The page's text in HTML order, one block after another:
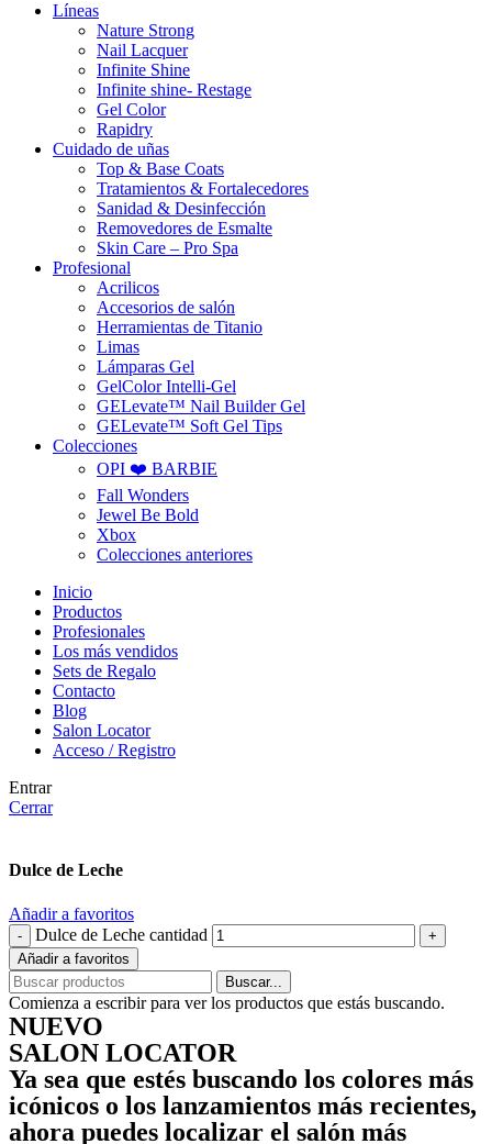
Líneas
Nature Strong
Nail Lacquer
Infinite Shine
Infinite shine- Restage
Gel Color
Rapidry
Cuidado de uñas
Top & Base Coats
Tratamientos & Fortalecedores
Sanidad & Desinfección
Removedores de Esmalte
Skin Care – Pro Spa
Profesional
Acrilicos
Accesorios de salón
Herramientas de Titanio
Limas
Lámparas Gel
GelColor Intelli-Gel
GELevate™ Nail Builder Gel
GELevate™ Soft Gel Tips
Colecciones
OPI ❤️ BARBIE
Fall Wonders
Jewel Be Bold
Xbox
Colecciones anteriores
Inicio
Productos
Profesionales
Los más vendidos
Sets de Regalo
Contacto
Blog
Salon Locator
Acceso / Registro
Entrar
Cerrar
Dulce de Leche
Añadir a favoritos
Dulce de Leche cantidad
Añadir a favoritos
Buscar...
Comienza a escribir para ver los productos que estás buscando.
NUEVO
SALON LOCATOR
Ya sea que estés buscando los colores más
icónicos o los lanzamientos más recientes,
ahora puedes localizar el salón más